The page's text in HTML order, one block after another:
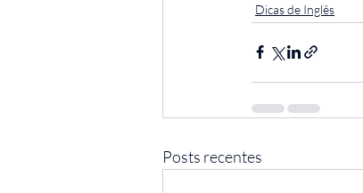
Dicas de Inglês
Posts recentes